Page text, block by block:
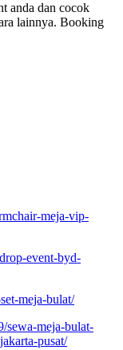
anda dan cocok
lainnya. Booking
meja-vip-
event-byd-
meja-bulat/
sewa-meja-bulat-
pusat/